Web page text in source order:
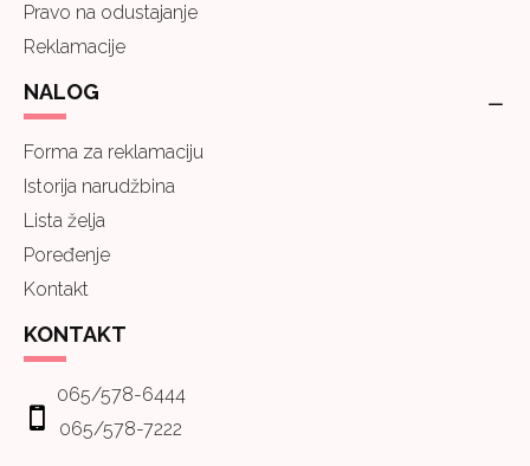
Pravo na odustajanje
Reklamacije
NALOG
Forma za reklamaciju
Istorija narudžbina
Lista želja
Poređenje
Kontakt
KONTAKT
065/578-6444
065/578-7222